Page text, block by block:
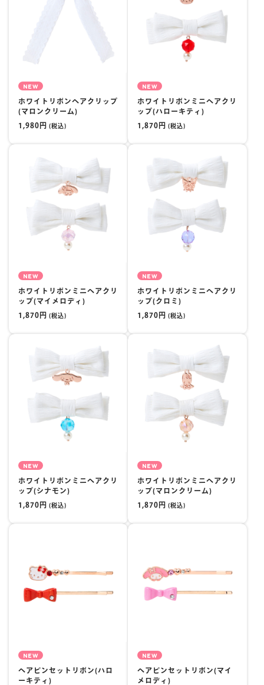
NEW
ホワイトリボンヘアクリップ
(マロンクリーム)
1,980円 (税込)
NEW
ホワイトリボンミニヘアクリ
ップ(ハローキティ)
1,870円 (税込)
NEW
ホワイトリボンミニヘアクリ
ップ(マイメロディ)
1,870円 (税込)
NEW
ホワイトリボンミニヘアクリ
ップ(クロミ)
1,870円 (税込)
NEW
ホワイトリボンミニヘアクリ
ップ(シナモン)
1,870円 (税込)
NEW
ホワイトリボンミニヘアクリ
ップ(マロンクリーム)
1,870円 (税込)
NEW
ヘアピンセットリボン(ハロ
ーキティ)
NEW
ヘアピンセットリボン(マイ
メロディ)